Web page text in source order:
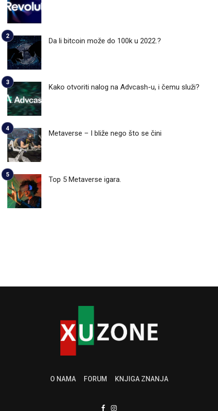
Da li bitcoin može do 100k u 2022.?
Kako otvoriti nalog na Advcash-u, i čemu služi?
Metaverse – I bliže nego što se čini
Top 5 Metaverse igara.
O NAMA FORUM KNJIGA ZNANJA